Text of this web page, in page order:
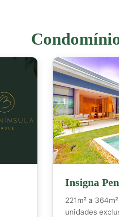
Insigna
221m² a
unidades